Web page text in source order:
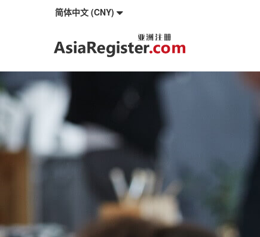
简体中文 (CNY)